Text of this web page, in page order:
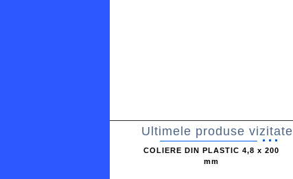
Ultimele produse vizitate
COLIERE DIN PLASTIC 4,8 x 200
mm